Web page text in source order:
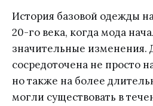
История базовой одежды
20-го века, когда мода
значительные изменения.
сосредоточена не просто
но также на более
могли существовать в